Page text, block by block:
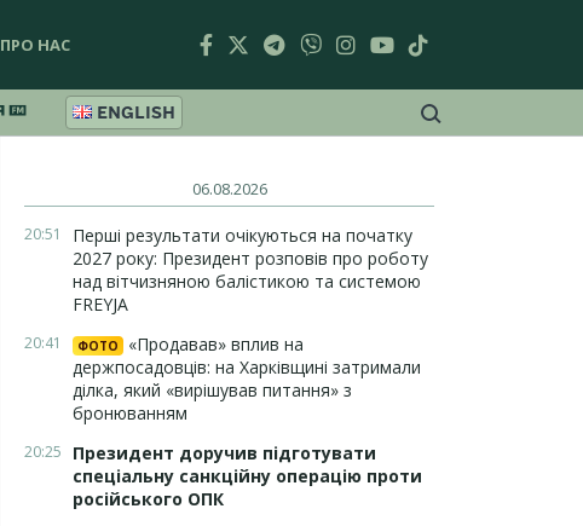
ПРО НАС
ENGLISH
06.08.2026
20:51
Перші результати очікуються на початку
2027 року: Президент розповів про роботу
над вітчизняною балістикою та системою
FREYJA
20:41 ФОТО
«Продавав» вплив на
держпосадовців: на Харківщині затримали
ділка, який «вирішував питання» з
бронюванням
20:25
Президент доручив підготувати
спеціальну санкційну операцію проти
російського ОПК